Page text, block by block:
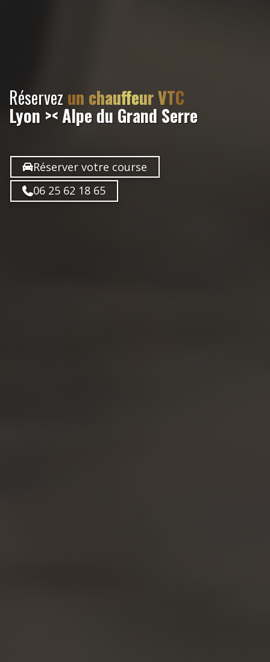
Réservez un chauffeur VTC
Lyon >< Alpe du Grand Serre
Réserver votre course
06 25 62 18 65